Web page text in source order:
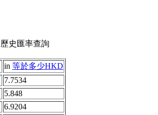
歷史匯率查詢
in 等於多少HKD
7.7534
5.848
6.9204